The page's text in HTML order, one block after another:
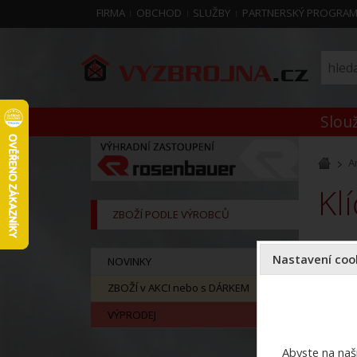
FIRMA OBCHOD SLUŽBY PARTNERSKÝ PROGRAM
ZBOŽÍ PODLE VÝROBCŮ
NOVINKY
ZBOŽÍ v AKCI nebo s DÁRKEM
VÝPRODEJ
Nastavení
Abyste na